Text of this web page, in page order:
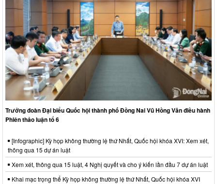
Trưởng đoàn Đại biểu Quốc hội thành phố Đồng Nai Vũ Hồng Văn điều hành
Phiên thảo luận tổ 6
[Infographic] Kỳ họp không thường lệ thứ Nhất, Quốc hội khóa XVI: Xem xét,
thông qua 15 dự án luật
Xem xét, thông qua 15 luật, 4 Nghị quyết và cho ý kiến lần đầu 7 dự án luật
Khai mạc trọng thể Kỳ họp không thường lệ thứ Nhất, Quốc hội khóa XVI